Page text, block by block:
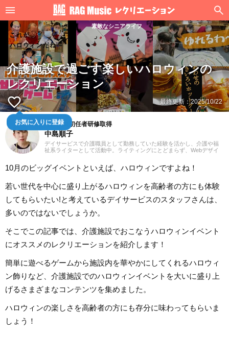
素敵なシニアライフ
介護施設で過ごす楽しいハロウィンの
レクリエーション
favorite_border
お気に入りに登録
最終更新：2025/10/22
介護職員初任者研修取得
中島順子
デイサービスで介護職員として勤務していた経験を活かし、介護や福
祉系ライターとして活動中。ライティングにとどまらず、Webデザイ
祉士を目指して勉強を始めた3人子育てママです。
10月のビッグイベントといえば、ハロウィンですよね！
若い世代を中心に盛り上がるハロウィンを高齢者の方にも体験
してもらいたい!と考えているデイサービスのスタッフさんは、
多いのではないでしょうか。
そこでこの記事では、介護施設でおこなうハロウィンイベント
にオススメのレクリエーションを紹介します！
簡単に遊べるゲームから施設内を華やかにしてくれるハロウィ
ン飾りなど、介護施設でのハロウィンイベントを大いに盛り上
げるさまざまなコンテンツを集めました。
ハロウィンの楽しさを高齢者の方にも存分に味わってもらいま
しょう！